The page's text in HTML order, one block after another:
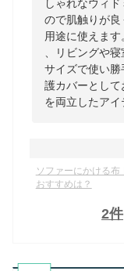
しゃれなウィ
ので肌触りが
用途に使えま
、リビングや
サイズで使い
護カバーとして
を両立したアイ
ソファーにかける
おすすめは？
2件